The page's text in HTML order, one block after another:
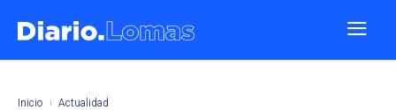
Inicio Actualidad